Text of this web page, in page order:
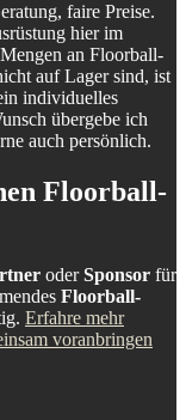
faire Preise.
hier im
an Floorball-
auf Lager sind, ist
individuelles
übergebe ich
auch persönlich.
Floorball-
oderSponsor für
Floorball-
Erfahre mehr
voranbringen